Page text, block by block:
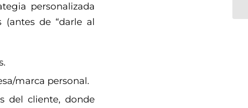
personalizada
de “darle al
marca personal.
del cliente, donde